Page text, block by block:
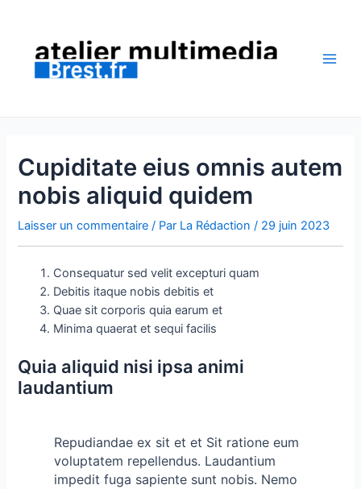
contenu
Cupiditate eius omnis autem
nobis aliquid quidem
Laisser un commentaire / Par La Rédaction/ 29 juin 2023
Consequatur sed velit excepturi quam
Debitis itaque nobis debitis et
Quae sit corporis quia earum et
Minima quaerat et sequi facilis
Quia aliquid nisi ipsa animi
laudantium
Repudiandae ex sit et et Sit ratione eum
voluptatem repellendus. Laudantium
impedit fuga sapiente sunt nobis. Nemo